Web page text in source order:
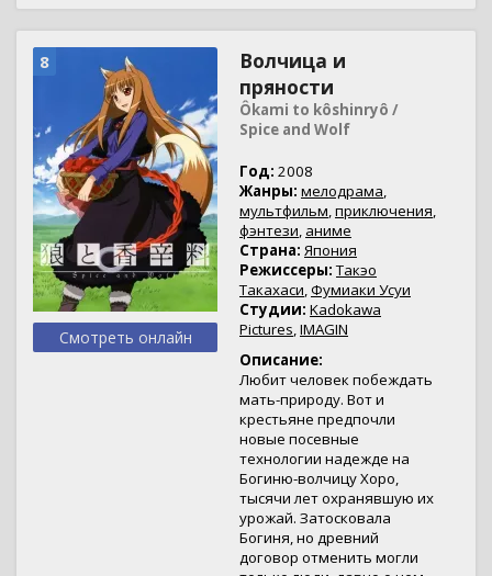
8
Смотреть онлайн
Волчица и
пряности
Ôkami to kôshinryô /
Spice and Wolf
Год: 2008
Жанры: мелодрама,
мультфильм,приключения,
фэнтези, аниме
Страна: Япония
Режиссеры: Такэо
Такахаси,Фумиаки Усуи
Студии: Kadokawa
Pictures,IMAGIN
Описание:
Любит человек побеждать
мать-природу. Вот и
крестьяне предпочли
новые посевные
технологии надежде на
Богиню-волчицу Хоро,
тысячи лет охранявшую их
урожай. Затосковала
Богиня, но древний
договор отменить могли